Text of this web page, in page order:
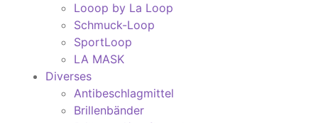
Looop by La Loop
Schmuck-Loop
SportLoop
LA MASK
Diverses
Antibeschlagmittel
Brillenbänder